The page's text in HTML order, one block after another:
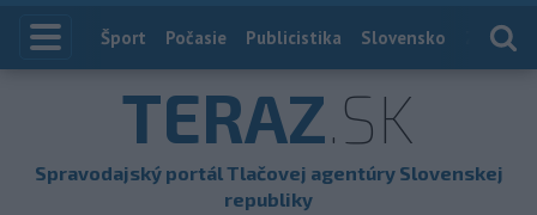
Index
Šport Počasie Publicistika Slovensko
TERAZ.SK
Spravodajský portál Tlačovej agentúry Slovenskej
republiky